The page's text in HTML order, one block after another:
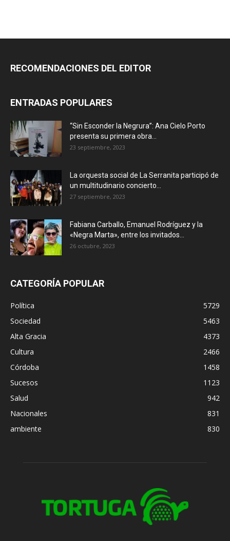
RECOMENDACIONES DEL EDITOR
ENTRADAS POPULARES
“Sin Esconder la Negrura”: Ana Cielo Porto
presenta su primera obra...
23 septiembre, 2023
La orquesta social de La Serranita participó de
un multitudinario concierto...
27 septiembre, 2023
Fabiana Carballo, Emanuel Rodríguez y la
«Negra Marta», entre los invitados...
26 octubre, 2023
CATEGORÍA POPULAR
Política
5729
Sociedad
5463
Alta Gracia
4373
Cultura
2466
Córdoba
1458
Sucesos
1123
Salud
942
Nacionales
831
ambiente
830